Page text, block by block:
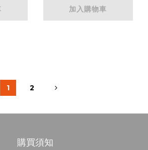
加入購物車
1 2
購買須知